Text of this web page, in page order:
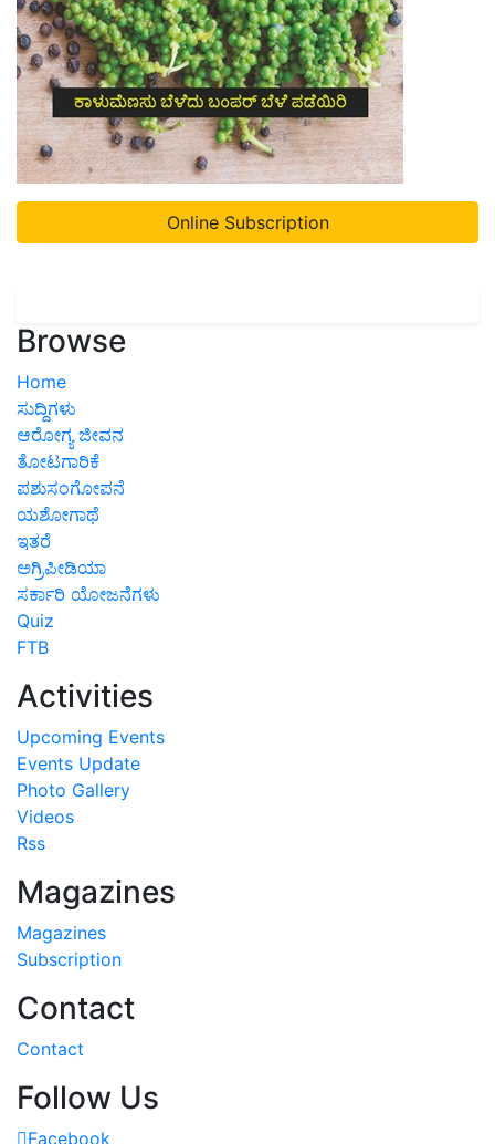
Online Subscription
Browse
Home
ಸುದ್ದಿಗಳು
ಆರೋಗ್ಯ ಜೀವನ
ತೋಟಗಾರಿಕೆ
ಪಶುಸಂಗೋಪನೆ
ಯಶೋಗಾಥೆ
ಇತರೆ
ಅಗ್ರಿಪೀಡಿಯಾ
ಸರ್ಕಾರಿ ಯೋಜನೆಗಳು
Quiz
FTB
Activities
Upcoming Events
Events Update
Photo Gallery
Videos
Rss
Magazines
Magazines
Subscription
Contact
Contact
Follow Us
Facebook